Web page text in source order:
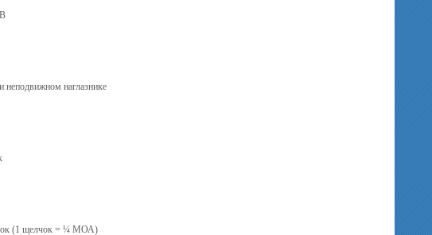
неподвижном наглазнике
(1 щелчок = ¼ МОА)